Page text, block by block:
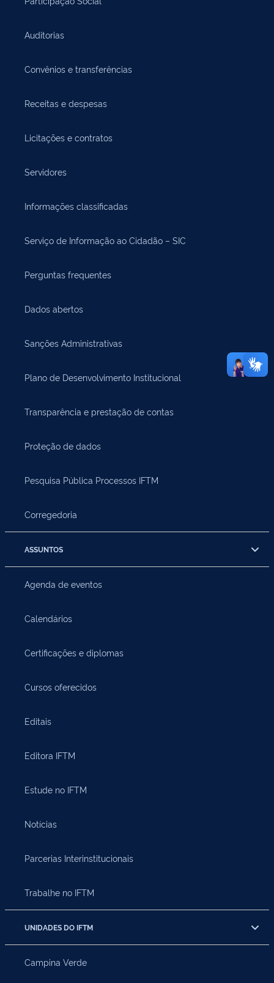
Auditorias
Convênios e transferências
Receitas e despesas
Licitações e contratos
Servidores
Informações classificadas
Serviço de Informação ao Cidadão – SIC
Perguntas frequentes
Dados abertos
Sanções Administrativas
Plano de Desenvolvimento Institucional
Transparência e prestação de contas
Proteção de dados
Pesquisa Pública Processos IFTM
Corregedoria
ASSUNTOS
Agenda de eventos
Calendários
Certificações e diplomas
Cursos oferecidos
Editais
Editora IFTM
Estude no IFTM
Notícias
Parcerias Interinstitucionais
Trabalhe no IFTM
UNIDADES DO IFTM
Campina Verde